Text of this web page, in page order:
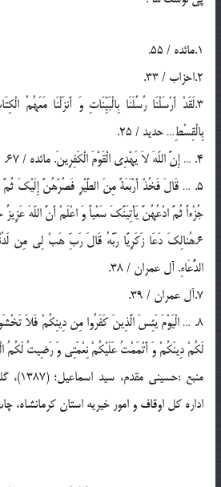
1.مائده / 55.
2.احزاب / 33.
3.لَقَدْ أَرْسَلْنَا رُسُلَنَا بِالْبَیِّنَاتِ وَ أَنزَلْنَا مَعَهُمُ
بِالْقِسْطِ… حدید / 25.
4. … إِنَّ اللّهَ لاَ یَهْدِی الْقَوْمَ الْکَفِرِینَ. مائده / 67.
5. … قَالَ فَخُذْ أَرْبَعَةً مِنَ الطَّیْرِ فَصُرْهُنَّ إِلَیْکَ
جُزْءاً ثُمَّ ادْعُهُنَّ یَأْتِیَنَّکَ سَعْیاً وَ اعْلَمْ أَنَّ اللّهَ عَزِیزٌ
6.هُنالِکَ دَعَا زَکَرِیَّا رَبَّهُ قَالَ رَبِّ هَبْ لِی مِن
الدُّعَاءِ. آل عمران / 38.
7.آل عمران / 39.
8. … الْیَوْمَ یَئِسَ الَّذِینَ کَفَرُوا مِن دِینِکُمْ فَلاَ
لَکُمْ دِینَکُمْ وَ أَتْمَمْتُ عَلَیْکُمْ نِعْمَتِی وَ رَضِیتُ لَکُمُ
منبع
اداره کل اوقاف و امور خیریه استان کرمانشاه، چاپ